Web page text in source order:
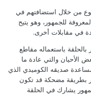
من خلال استضافتهم في‮
للجمهور،‮ ‬وهو‮ ‬يتيح
في‮ ‬مقابلات أخرى‮.‬
باستعماله مقاطع
الأحيان والتي‮ ‬عادة ما
صديقه الكوميدي‮ ‬الذي‮
بطريقة مضحكة قد تكون
‬يشارك في‮ ‬الحلقة